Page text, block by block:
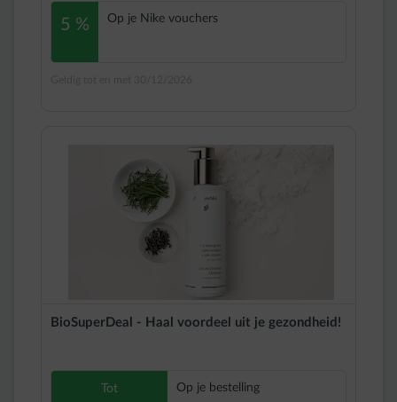
5 % Op je Nike vouchers
BioSuperDeal - Haal voordeel uit je gezondheid!
Tot Op je bestelling